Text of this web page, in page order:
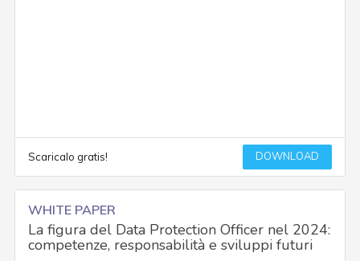
Scaricalo gratis! DOWNLOAD
WHITE PAPER
La figura del Data Protection Officer nel 2024:
competenze, responsabilità e sviluppi futuri